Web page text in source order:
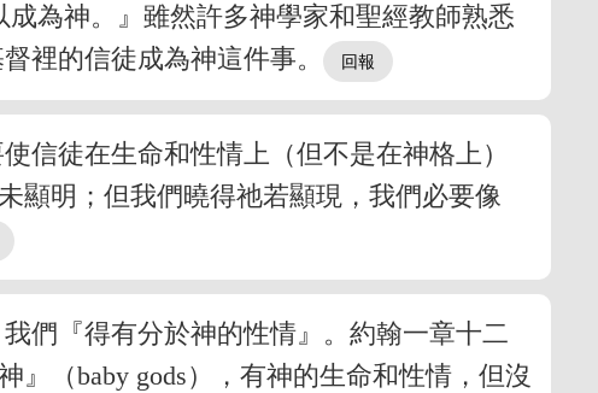
為神。』雖然許多神學家和聖經教師熟悉
裡的信徒成為神這件事。
信徒在生命和性情上（但不是在神格上）
顯明；但我們曉得祂若顯現，我們必要像
們『得有分於神的性情』。約翰一章十二
（baby gods），有神的生命和性情，但沒